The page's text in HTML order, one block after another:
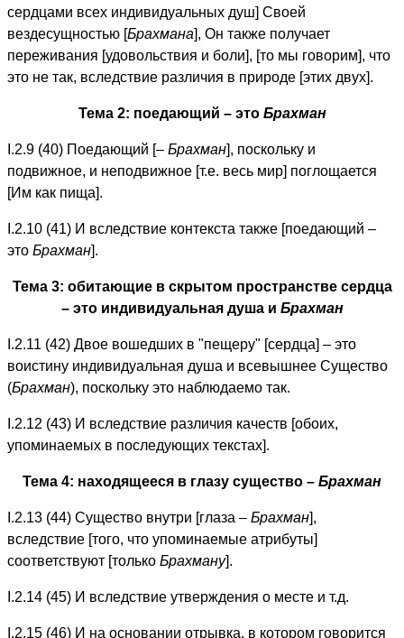
сердцами всех индивидуальных душ] Своей
вездесущностью [Брахмана], Он также получает
переживания [удовольствия и боли], [то мы говорим], что
это не так, вследствие различия в природе [этих двух].
Тема 2: поедающий – это Брахман
I.2.9 (40) Поедающий [– Брахман], поскольку и
подвижное, и неподвижное [т.е. весь мир] поглощается
[Им как пища].
I.2.10 (41) И вследствие контекста также [поедающий –
это Брахман].
Тема 3: обитающие в скрытом пространстве сердца
– это индивидуальная душа и Брахман
I.2.11 (42) Двое вошедших в "пещеру" [сердца] – это
воистину индивидуальная душа и всевышнее Существо
(Брахман), поскольку это наблюдаемо так.
I.2.12 (43) И вследствие различия качеств [обоих,
упоминаемых в последующих текстах].
Тема 4: находящееся в глазу существо – Брахман
I.2.13 (44) Существо внутри [глаза – Брахман],
вследствие [того, что упоминаемые атрибуты]
соответствуют [только Брахману].
I.2.14 (45) И вследствие утверждения о месте и т.д.
I.2.15 (46) И на основании отрывка, в котором говорится